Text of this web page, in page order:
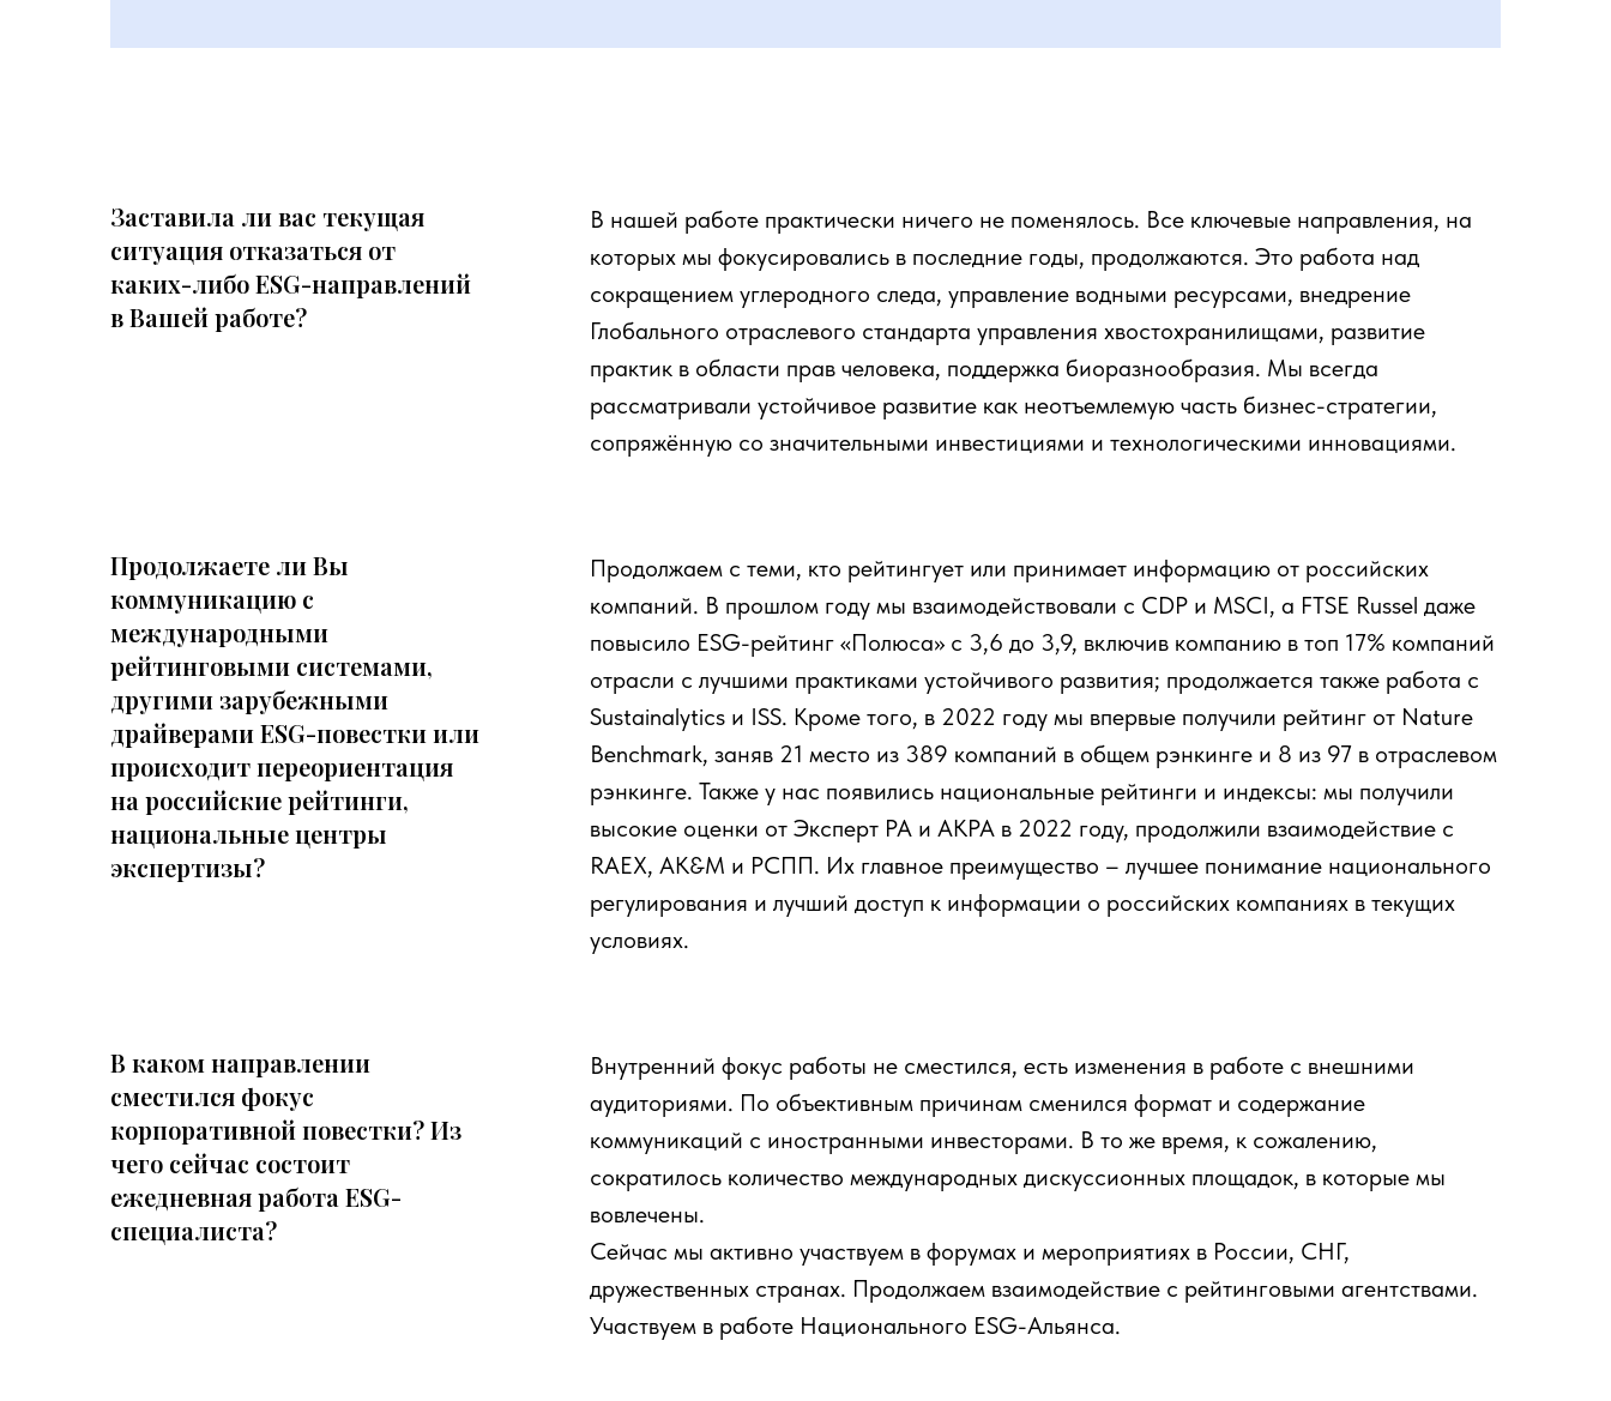
Заставила ли вас текущая
ситуация отказаться от
каких-либо ESG-направлений
в Вашей работе?
В нашей работе практически ничего не поменялось. Все ключевые направления, на
которых мы фокусировались в последние годы, продолжаются. Это работа над
сокращением углеродного следа, управление водными ресурсами, внедрение
Глобального отраслевого стандарта управления хвостохранилищами, развитие
практик в области прав человека, поддержка биоразнообразия. Мы всегда
рассматривали устойчивое развитие как неотъемлемую часть бизнес-стратегии,
сопряжённую со значительными инвестициями и технологическими инновациями.
Продолжаете ли Вы
коммуникацию с
международными
рейтинговыми системами,
другими зарубежными
драйверами ESG-повестки или
происходит переориентация
на российские рейтинги,
национальные центры
экспертизы?
Продолжаем с теми, кто рейтингует или принимает информацию от российских
компаний. В прошлом году мы взаимодействовали с CDP и MSCI, а FTSE Russel даже
повысило ESG-рейтинг «Полюса» c 3,6 до 3,9, включив компанию в топ 17% компаний
отрасли с лучшими практиками устойчивого развития; продолжается также работа с
Sustainalytics и ISS. Кроме того, в 2022 году мы впервые получили рейтинг от Nature
Benchmark, заняв 21 место из 389 компаний в общем рэнкинге и 8 из 97 в отраслевом
рэнкинге. Также у нас появились национальные рейтинги и индексы: мы получили
высокие оценки от Эксперт РА и АКРА в 2022 году, продолжили взаимодействие с
RAEX, АК&М и РСПП. Их главное преимущество – лучшее понимание национального
регулирования и лучший доступ к информации о российских компаниях в текущих
условиях.
В каком направлении
сместился фокус
корпоративной повестки? Из
чего сейчас состоит
ежедневная работа ESG-
специалиста?
Внутренний фокус работы не сместился, есть изменения в работе с внешними
аудиториями. По объективным причинам сменился формат и содержание
коммуникаций с иностранными инвесторами. В то же время, к сожалению,
сократилось количество международных дискуссионных площадок, в которые мы
вовлечены.
Сейчас мы активно участвуем в форумах и мероприятиях в России, СНГ,
дружественных странах. Продолжаем взаимодействие с рейтинговыми агентствами.
Участвуем в работе Национального ESG-Альянса.